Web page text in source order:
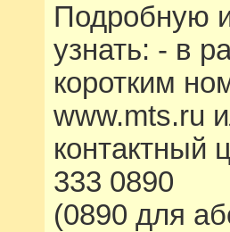
Подробную
узнать: - в
коротким
www.mts.ru
контактный
333 0890
(0890 для